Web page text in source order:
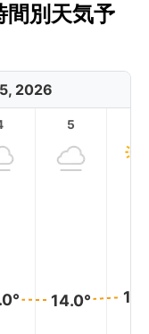
別天気予
2026
5
14.0°